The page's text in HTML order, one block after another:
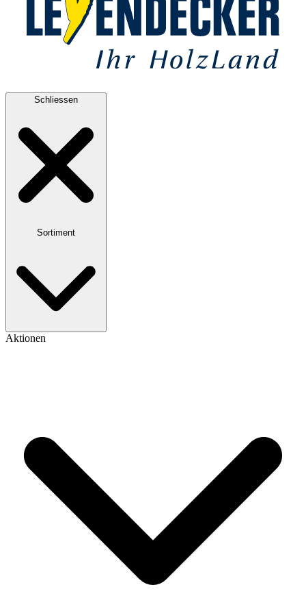
Schliessen
Sortiment
Aktionen